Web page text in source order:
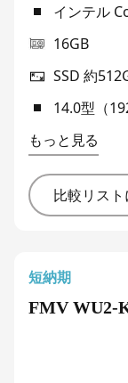
インテル
16GB
SSD 約
14.0型（
もっと見る
比較リス
短納期
FMV WU2-